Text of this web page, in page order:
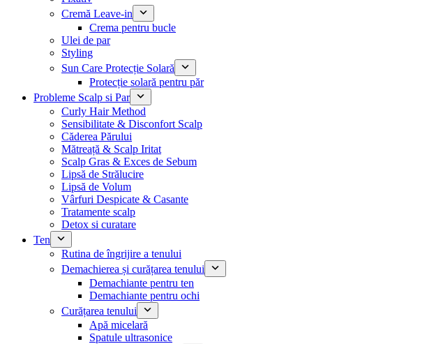
Cremă Leave-in
Crema pentru bucle
Ulei de par
Styling
Sun Care Protecție Solară
Protecție solară pentru păr
Probleme Scalp si Par
Curly Hair Method
Sensibilitate & Disconfort Scalp
Căderea Părului
Mătreață & Scalp Iritat
Scalp Gras & Exces de Sebum
Lipsă de Strălucire
Lipsă de Volum
Vârfuri Despicate & Casante
Tratamente scalp
Detox si curatare
Ten
Rutina de îngrijire a tenului
Demachierea și curățarea tenului
Demachiante pentru ten
Demachiante pentru ochi
Curățarea tenului
Apă micelară
Spatule ultrasonice